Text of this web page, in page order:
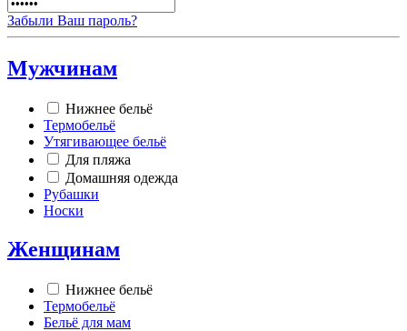
Забыли Ваш пароль?
Мужчинам
Нижнее бельё
Термобельё
Утягивающее бельё
Для пляжа
Домашняя одежда
Рубашки
Носки
Женщинам
Нижнее бельё
Термобельё
Бельё для мам